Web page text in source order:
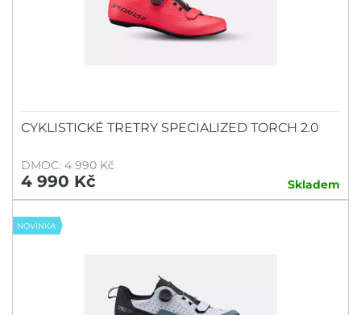
CYKLISTICKÉ TRETRY SPECIALIZED TORCH 2.0
DMOC: 4 990 Kč
4 990 Kč Skladem
NOVINKA